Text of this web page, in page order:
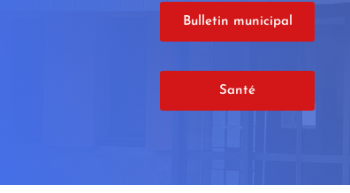
Bulletin municipal
Santé